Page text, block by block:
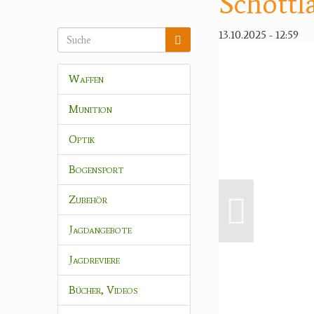
Waffen
Munition
Optik
Bogensport
Zubehör
Jagdangebote
Jagdreviere
Bücher, Videos
13.10.2025 - 12:59